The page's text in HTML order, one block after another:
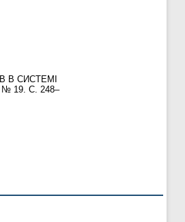
В СИСТЕМІ
№ 19. С. 248–